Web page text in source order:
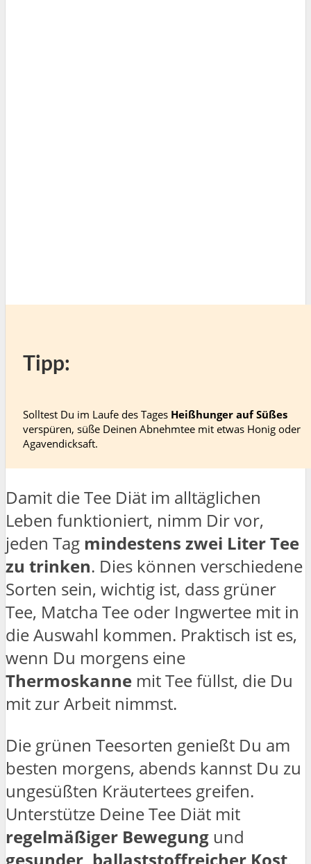
Tipp:
Solltest Du im Laufe des Tages Heißhunger auf Süßes
verspüren, süße Deinen Abnehmtee mit etwas Honig oder
Agavendicksaft.
Damit die Tee Diät im alltäglichen
Leben funktioniert, nimm Dir vor,
jeden Tag mindestens zwei Liter Tee
zu trinken. Dies können verschiedene
Sorten sein, wichtig ist, dass grüner
Tee, Matcha Tee oder Ingwertee mit in
die Auswahl kommen. Praktisch ist es,
wenn Du morgens eine
Thermoskanne mit Tee füllst, die Du
mit zur Arbeit nimmst.
Die grünen Teesorten genießt Du am
besten morgens, abends kannst Du zu
ungesüßten Kräutertees greifen.
Unterstütze Deine Tee Diät mit
regelmäßiger Bewegung und
gesunder, ballaststoffreicher Kost